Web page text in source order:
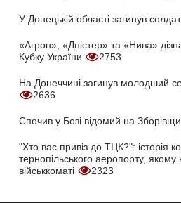
У Донецькій області загинув
«Агрон», «Дністер» та «Нива»
Кубку України
2753
На Донеччині загинув молодший
2636
Спочив у Бозі відомий на
"Хто вас привіз до ТЦК?": історія
тернопільського аеропорту, якому
військкоматі
2323